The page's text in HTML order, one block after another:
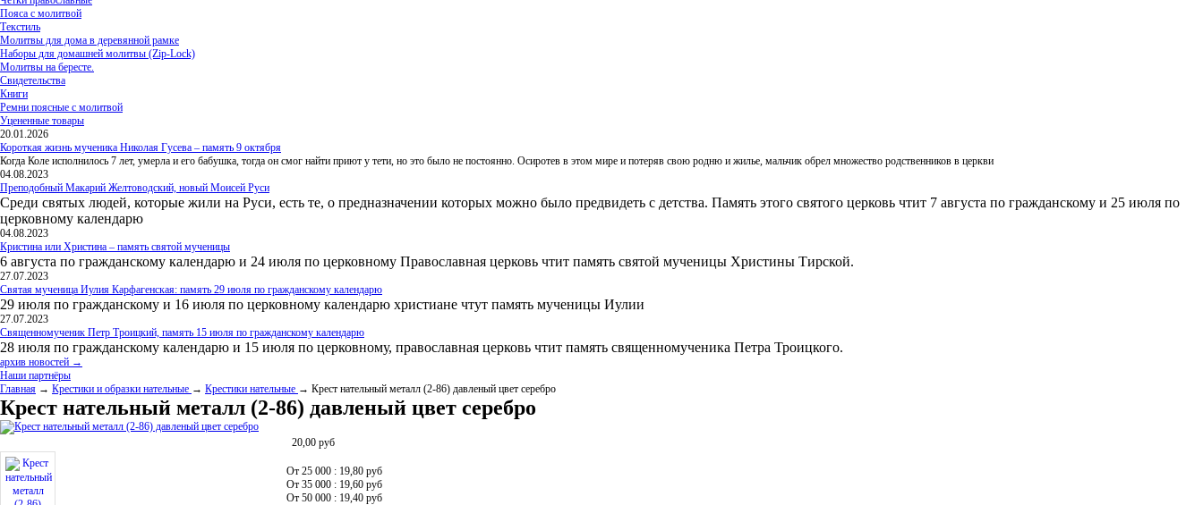
Пояса с молитвой
Текстиль
Молитвы для дома в деревянной рамке
Наборы для домашней молитвы (Zip-Lock)
Молитвы на бересте.
Свидетельства
Книги
Ремни поясные с молитвой
Уцененные товары
20.01.2026
Короткая жизнь мученика Николая Гусева – память 9 октября
Когда Коле исполнилось 7 лет, умерла и его бабушка, тогда он смог найти приют у тети, но это было не постоянно. Осиротев в этом мире и потеряв свою родню и жилье, мальчик обрел множество родственников в церкви
04.08.2023
Преподобный Макарий Желтоводский, новый Моисей Руси
Среди святых людей, которые жили на Руси, есть те, о предназначении которых можно было предвидеть с детства. Память этого святого церковь чтит 7 августа по гражданскому и 25 июля по
церковному календарю
04.08.2023
Кристина или Христина – память святой мученицы
6 августа по гражданскому календарю и 24 июля по церковному Православная церковь чтит память святой мученицы Христины Тирской.
27.07.2023
Святая мученица Иулия Карфагенская: память 29 июля по гражданскому календарю
29 июля по гражданскому и 16 июля по церковному календарю христиане чтут память мученицы Иулии
27.07.2023
Священномученик Петр Троицкий, память 15 июля по гражданскому календарю
28 июля по гражданскому календарю и 15 июля по церковному, православная церковь чтит память священномученика Петра Троицкого.
архив новостей →
Наши партнёры
Главная → Крестики и образки нательные → Крестики нательные → Крест нательный металл (2-86) давленый цвет серебро
Крест нательный металл (2-86) давленый цвет серебро
20,00 руб
От 25 000 : 19,80 руб
От 35 000 : 19,60 руб
От 50 000 : 19,40 руб